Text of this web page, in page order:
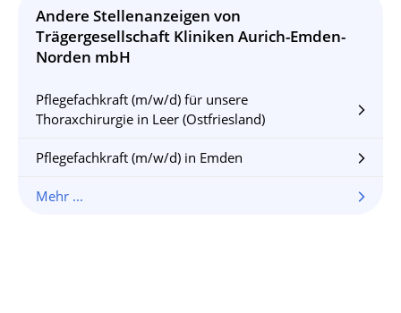
Andere Stellenanzeigen von
Trägergesellschaft Kliniken Aurich-Emden-
Norden mbH
Pflegefachkraft (m/w/d) für unsere
Thoraxchirurgie in Leer (Ostfriesland)
arrow_forward_ios
Pflegefachkraft (m/w/d) in Emden arrow_forward_ios
Mehr ... arrow_forward_ios